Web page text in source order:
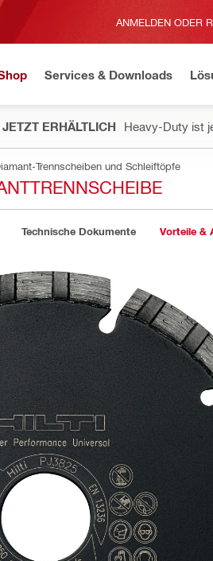
ANMELDEN ODER
Services & Downloads
JETZT ERHÄLTLICH Heavy-Duty ist
Trennscheiben und Schleiftöpfe
Technische Dokumente Vorteile &